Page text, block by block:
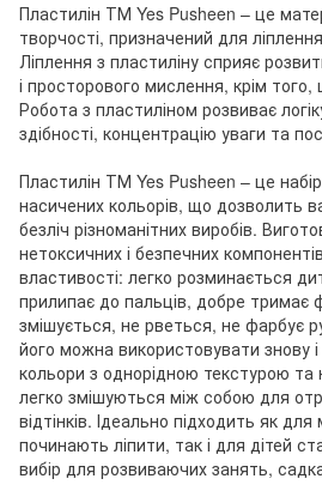
Пластилін ТМ Yes Pusheen – це
творчості, призначений для
Ліплення з пластиліну сприяє
і просторового мислення, крім того,
Робота з пластиліном розвиває
здібності, концентрацію уваги та
Пластилін ТМ Yes Pusheen – це
насичених кольорів, що дозволить
безліч різноманітних виробів.
нетоксичних і безпечних
властивості: легко розминається
прилипає до пальців, добре тримає
змішується, не рветься, не фарбує
його можна використовувати знову і
кольори з однорідною текстурою
легко змішуються між собою для
відтінків. Ідеально підходить як для
починають ліпити, так і для дітей
вибір для розвиваючих занять,